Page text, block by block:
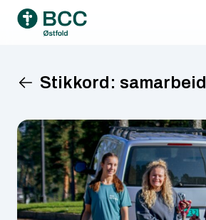
Stikkord: samarbeid
KATEGORIER
Barn
Frivillighet
Mennesker i BCC